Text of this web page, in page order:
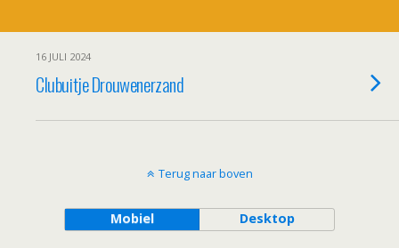
16 JULI 2024
Clubuitje Drouwenerzand
Terug naar boven
Mobiel Desktop